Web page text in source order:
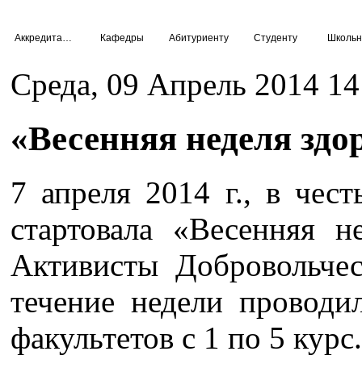
Кафедры Абитуриенту Студенту
Среда, 09 Апрель 2014
«Весенняя неделя
7 апреля 2014 г., в
стартовала «Весенняя
Активисты
течение недели
факультетов с 1 по 5 курс.